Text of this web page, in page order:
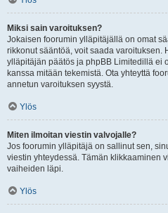
Miksi sain varoituksen?
Jokaisen foorumin ylläpitäjällä on omat
rikkonut sääntöä, voit saada varoituksen.
ylläpitäjän päätös ja phpBB Limitedillä ei
kanssa mitään tekemistä. Ota yhteyttä
annetun varoituksen syystä.
Ylös
Miten ilmoitan viestin valvojalle?
Jos foorumin ylläpitäjä on sallinut sen,
viestin yhteydessä. Tämän klikkaaminen
vaiheiden läpi.
Ylös